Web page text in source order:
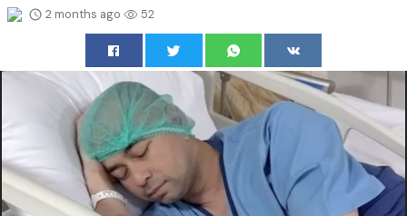
2 months ago 52